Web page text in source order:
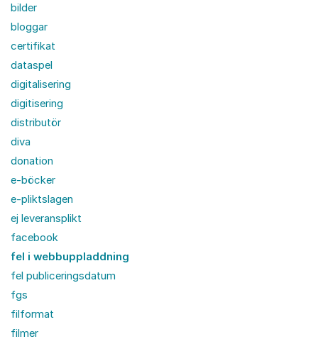
bilder
bloggar
certifikat
dataspel
digitalisering
digitisering
distributör
diva
donation
e-böcker
e-pliktslagen
ej leveransplikt
facebook
fel i webbuppladdning
fel publiceringsdatum
fgs
filformat
filmer